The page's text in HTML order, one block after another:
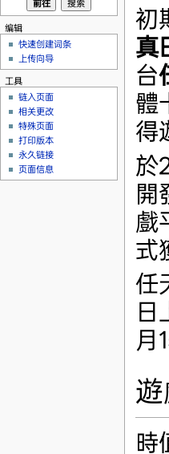
初
真
台
體
得
於
開
戲
式
任
日
月
時
编辑
快速创建词条
上传向导
工具
链入页面
相关更改
特殊页面
打印版本
永久链接
页面信息